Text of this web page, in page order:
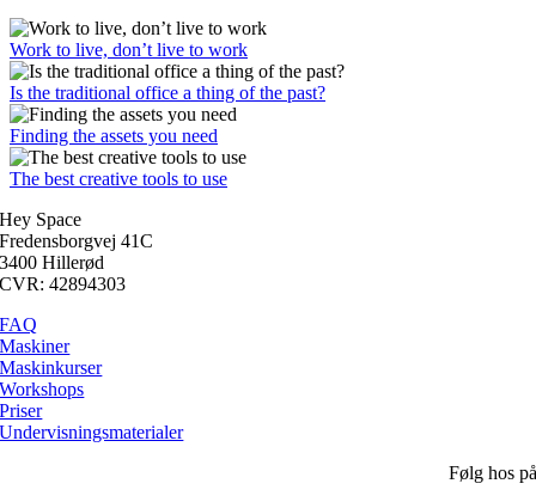
Work to live, don’t live to work
Is the traditional office a thing of the past?
Finding the assets you need
The best creative tools to use
Hey Space
Fredensborgvej 41C
3400 Hillerød
CVR: 42894303
FAQ
Maskiner
Maskinkurser
Workshops
Priser
Undervisningsmaterialer
Følg hos på